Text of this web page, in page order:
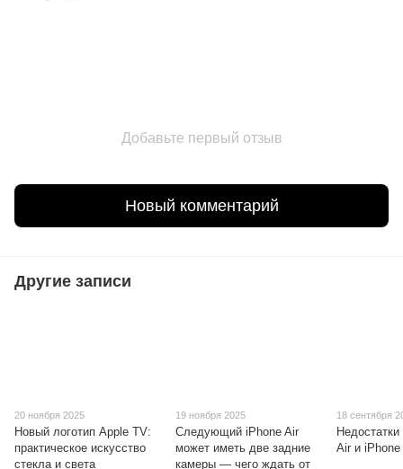
Добавьте первый отзыв
Новый комментарий
Другие записи
20 ноября 2025
Новый логотип Apple TV:
практическое искусство
стекла и света
19 ноября 2025
Следующий iPhone Air
может иметь две задние
камеры — чего ждать от
18 сентября
Air и